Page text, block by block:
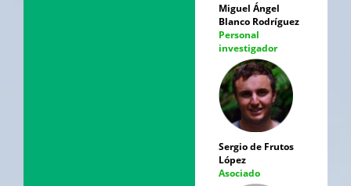
Miguel Ángel
Blanco Rodríguez
Personal
investigador
Sergio de Frutos
López
Asociado